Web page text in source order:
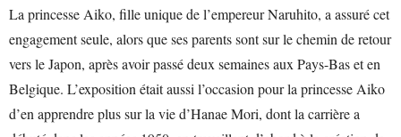
La princesse Aiko, fille unique de l’empereur Naruhito, a assuré cet
engagement seule, alors que ses parents sont sur le chemin de retour
vers le Japon, après avoir passé deux semaines aux Pays-Bas et en
Belgique. L’exposition était aussi l’occasion pour la princesse Aiko
d’en apprendre plus sur la vie d’Hanae Mori, dont la carrière a